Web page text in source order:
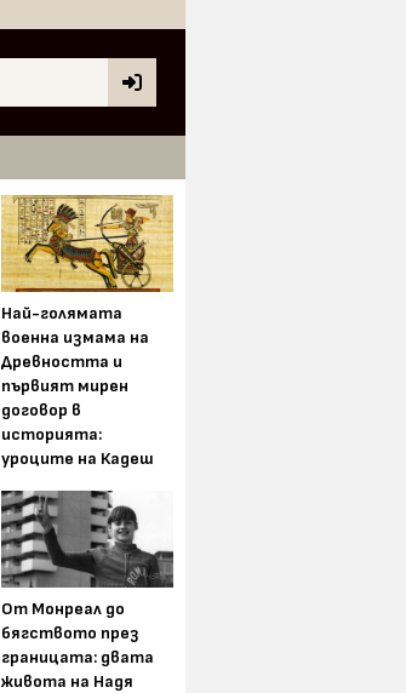
Най-голямата
военна измама на
Древността и
първият мирен
договор в
историята:
уроците на Кадеш
От Монреал до
бягството през
границата: двата
живота на Надя